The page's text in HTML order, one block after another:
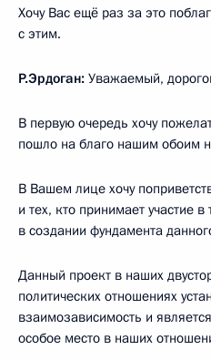
Хочу Вас ещё раз за это
с этим.
Р.Эрдоган: Уважаемый,
В первую очередь хочу
пошло на благо нашим обоим
В Вашем лице хочу
и тех, кто принимает участие
в создании фундамента
Данный проект в наших
политических отношениях
взаимозависимость и
особое место в наших